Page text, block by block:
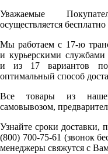
Уважаемые
осуществляется
Мы работаем с 17-ю
и курьерскими
и из 17 вариантов
оптимальный способ
Все товары из
самовывозом,
Узнайте сроки доставки,
(800) 700-75-61 (звонок
менеджеры свяжутся с